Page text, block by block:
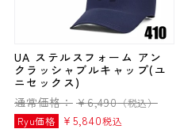
UA ステルスフォーム アン
クラッシャブルキャップ(ユ
ニセックス)
通常価格： ¥6,490（税込）
Ryu価格
¥ 5,840税込